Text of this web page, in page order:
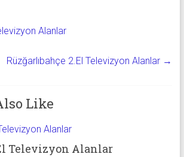
Alanlar
Rüzğarlıbahçe 2.El Televizyon Alanlar →
Like
Televizyon Alanlar